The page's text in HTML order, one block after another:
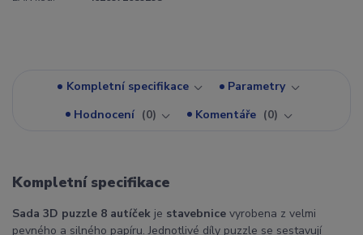
Kompletní specifikace
Parametry
Hodnocení
0 Komentáře 0
Kompletní specifikace
Sada 3D puzzle 8 autíček je stavebnice vyrobena z velmi
pevného a silného papíru. Jednotlivé díly puzzle se sestavují